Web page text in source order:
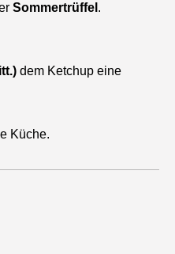
Sommertrüffel .
dem Ketchup eine
Küche.